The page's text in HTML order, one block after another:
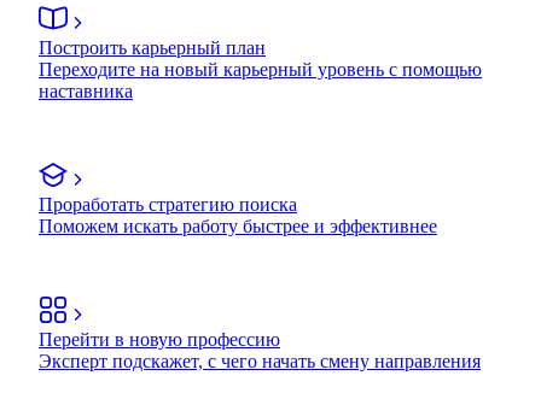
Построить карьерный план
Переходите на новый карьерный уровень с помощью
наставника
Проработать стратегию поиска
Поможем искать работу быстрее и эффективнее
Перейти в новую профессию
Эксперт подскажет, с чего начать смену направления